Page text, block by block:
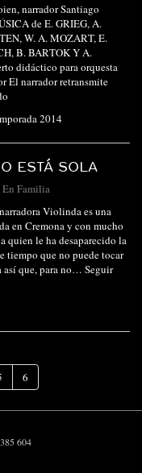
narrador Santiago
de E. GRIEG, A.
W. A. MOZART, E.
B. BARTOK Y A.
didáctico para orquesta
El narrador retransmite
2014
ESTÁ SOLA
En Familia
Violinda es una
en Cremona y con mucho
quien le ha desaparecido la
tiempo que no puede tocar
así que, para no… Seguir
6
604